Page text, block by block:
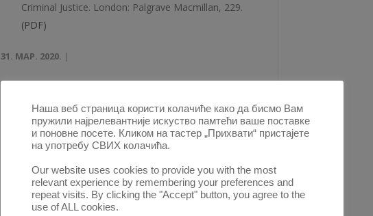
Criminal Justice. London: Palgrave Macmillan, 229.
(PDF)
31. МАР. 2020.
Радови овог аутора у овој свесци
Posner, Eric, Glen Weyl. 2018. Radical Markets:
Society. Princeton: Princeton University Press, 338
(PDF)
Наша веб страница користи колачиће како да бисмо Вам
пружили најрелевантније искуство памтећи ваше поставке
и поновне посете. Кликом на тастер „Прихвати“ пристајете
на употребу СВИХ колачића.
Our website uses cookies to provide you with the most
relevant experience by remembering your preferences and
repeat visits. By clicking the "Accept" button, you agree to the
use of ALL cookies.